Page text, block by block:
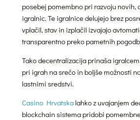
posebej pomembno pri razvoju novih,
igralnic. Te igralnice delujejo brez
vplačil, stav in izplačil izvajajo
transparentno preko pametnih
Tako decentralizacija prinaša
pri igrah na srečo in boljše možnosti
lastnimi sredstvi.
Casino Hrvatskalahko z uvajanjem
blockchain sistema pridobi